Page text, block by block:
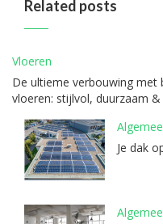
Related posts
Vloeren
De ultieme verbouwing met
vloeren: stijlvol, duurzaam
Je dak